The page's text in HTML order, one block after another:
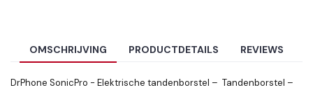
OMSCHRIJVING PRODUCTDETAILS REVIEWS
DrPhone SonicPro - Elektrische tandenborstel – Tandenborstel –